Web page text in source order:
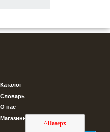
^Наверх
Каталог
Словарь
О нас
Магазины